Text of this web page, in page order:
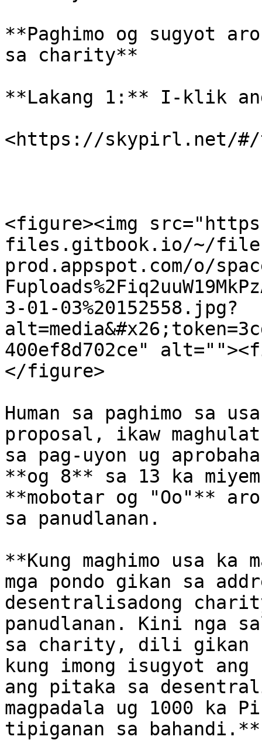
**Paghimo og sugyot
sa charity**
**Lakang 1:** I-klik
​<https://skypirl.net/#/
<figure><img
files.gitbook.io/~/
prod.appspot.com/o/
3-01-03%20152558.jpg?
400ef8d702ce"
</figure>
Human sa paghimo sa
proposal, ikaw
sa pag-uyon ug
**og 8** sa 13 ka
**mobotar og "Oo"**
sa panudlanan.
**Kung maghimo usa ka
mga pondo gikan sa
desentralisadong
panudlanan. Kini nga
sa charity, dili gikan
kung imong isugyot
ang pitaka sa
magpadala ug 1000 ka
tipiganan sa bahandi.**